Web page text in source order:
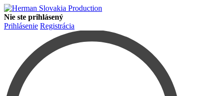
Nie ste prihlásený
Prihlásenie Registrácia